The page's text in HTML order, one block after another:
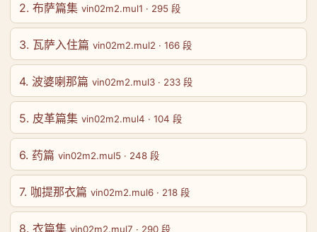
2. 布萨篇集 vin02m2.mul1 · 295 段
3. 瓦萨入住篇 vin02m2.mul2 · 166 段
4. 波婆喇那篇 vin02m2.mul3 · 233 段
5. 皮革篇集 vin02m2.mul4 · 104 段
6. 药篇 vin02m2.mul5 · 248 段
7. 咖提那衣篇 vin02m2.mul6 · 218 段
8. 衣篇集 vin02m2.mul7 · 290 段